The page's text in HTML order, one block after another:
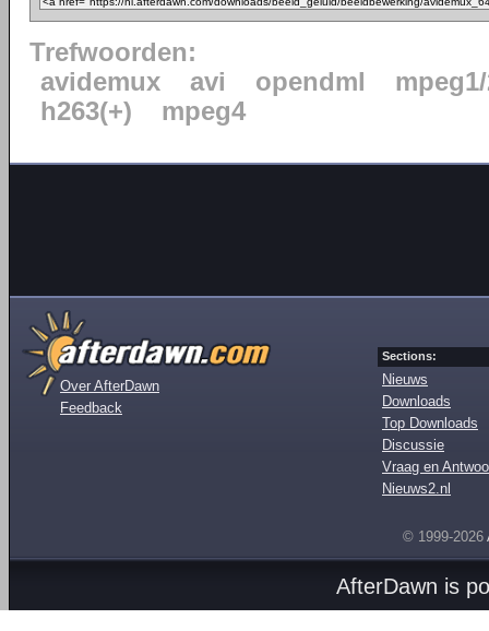
Trefwoorden:
avidemux
avi opendml
h263(+)
mpeg4
Over AfterDawn
Feedback
Sections:
Nieuws
Downloads
Top Downloads
Discussie
Vraag en
Nieuws2.nl
© 1999-2026
AfterDawn is